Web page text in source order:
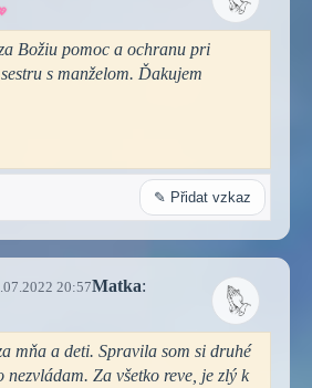
Božiu pomoc a ochranu pri
s manželom. Ďakujem
✎ Přidat vzkaz
20:57Matka:
mňa a deti. Spravila som si druhé
Za všetko reve, je zlý k